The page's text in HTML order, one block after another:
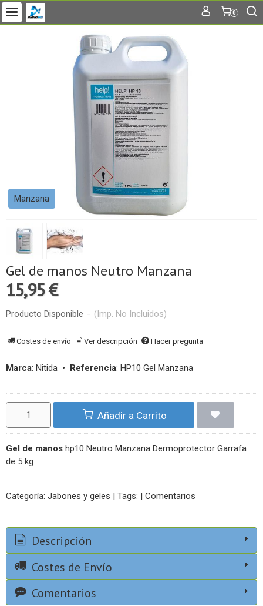
0
Manzana
Gel de manos Neutro Manzana
15,95 €
Producto Disponible - (Imp. No Incluidos)
Costes de envío Ver descripción Hacer pregunta
Marca: Nitida • Referencia: HP10 Gel Manzana
Añadir a Carrito
Gel de manos hp10 Neutro Manzana Dermoprotector Garrafa
de 5 kg
Categoría: Jabones y geles | Tags: | Comentarios
Descripción
Costes de Envío
Comentarios